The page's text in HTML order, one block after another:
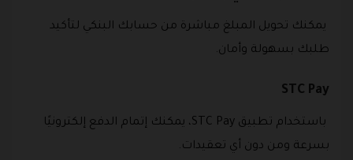
يمكنك تحويل المبلغ مباشرة من حسابك البنكي لتأكيد
طلبك بسهولة وأمان.
STC Pay
باستخدام تطبيق STC Pay، يمكنك إتمام الدفع إلكترونيًا
بسرعة ومن دون أي تعقيدات.